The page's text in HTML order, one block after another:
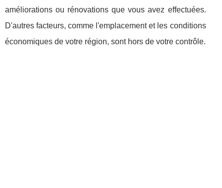
améliorations ou rénovations que vous avez effectuées.
D'autres facteurs, comme l'emplacement et les conditions
économiques de votre région, sont hors de votre contrôle.